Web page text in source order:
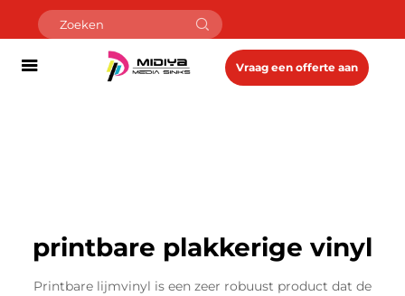
Vraag een offerte aan
printbare plakkerige vinyl
Printbare lijmvinyl is een zeer robuust product dat de